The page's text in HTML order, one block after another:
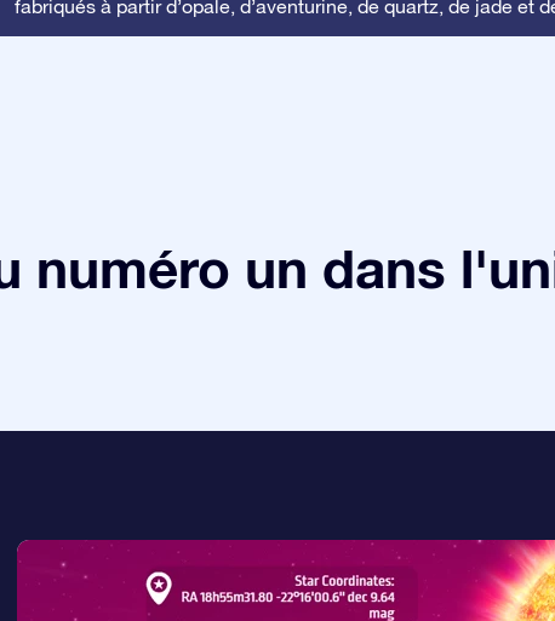
fabriqués à partir d’opale, d’aventurine, de quartz, de jade et
numéro un dans